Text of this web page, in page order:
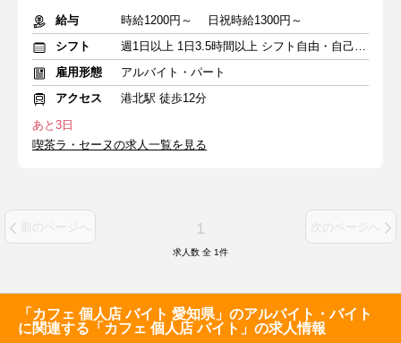
給与
時給1200円～ 日祝時給1300円～
シフト
週1日以上 1日3.5時間以上 シフト自由・自己申告
雇用形態
アルバイト・パート
アクセス
港北駅 徒歩12分
あと3日
喫茶ラ・セーヌの求人一覧を見る
前のページへ 1 次のページへ
求人数 全 1件
「カフェ 個人店 バイト 愛知県」のアルバイト・バイト
に関連する「カフェ 個人店 バイト」の求人情報